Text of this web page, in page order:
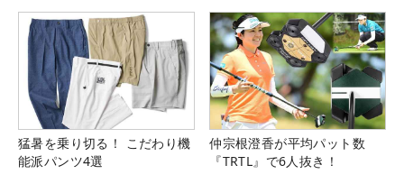
猛暑を乗り切る！ こだわり機
能派パンツ4選
仲宗根澄香が平均パット数
『TRTL』で6人抜き！